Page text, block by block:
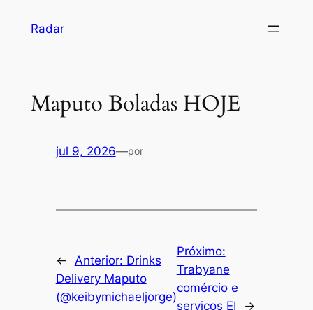
Radar
Maputo Boladas HOJE
jul 9, 2026—por
← Anterior: Drinks
Delivery Maputo
(@keibymichaeljorge)
Próximo:
Trabyane
comércio e
serviços EI
→